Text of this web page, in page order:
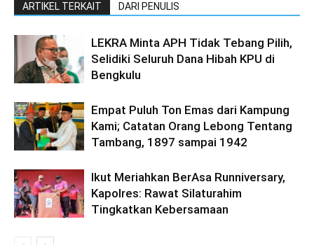
ARTIKEL TERKAIT DARI PENULIS
LEKRA Minta APH Tidak Tebang Pilih,
Selidiki Seluruh Dana Hibah KPU di
Bengkulu
Empat Puluh Ton Emas dari Kampung
Kami; Catatan Orang Lebong Tentang
Tambang, 1897 sampai 1942
Ikut Meriahkan BerAsa Runniversary,
Kapolres: Rawat Silaturahim
Tingkatkan Kebersamaan